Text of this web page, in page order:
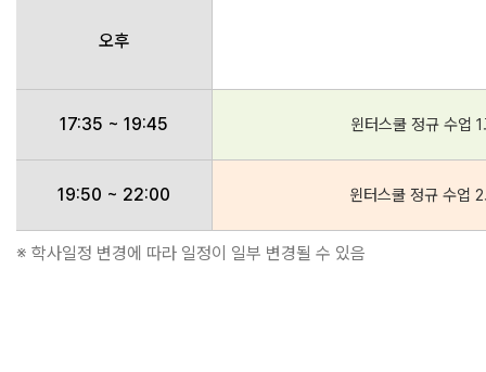
오후
17:35 ~ 19:45 윈터스쿨 정규 수업
19:50 ~ 22:00 윈터스쿨 정규 수업
※ 학사일정 변경에 따라 일정이 일부 변경될 수 있음